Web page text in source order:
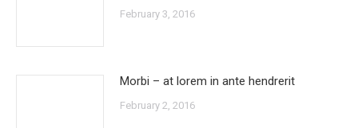
February 3, 2016
Morbi – at lorem in ante hendrerit
February 2, 2016